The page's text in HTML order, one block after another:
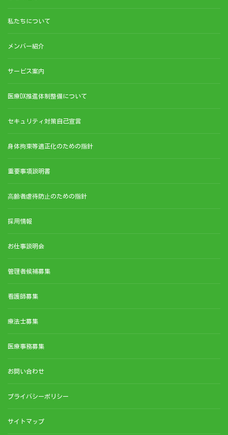
私たちについて
メンバー紹介
サービス案内
医療DX推進体制整備について
セキュリティ対策自己宣言
身体拘束等適正化のための指針
重要事項説明書
⾼齢者虐待防⽌のための指針
採用情報
お仕事説明会
管理者候補募集
看護師募集
療法士募集
医療事務募集
お問い合わせ
プライバシーポリシー
サイトマップ